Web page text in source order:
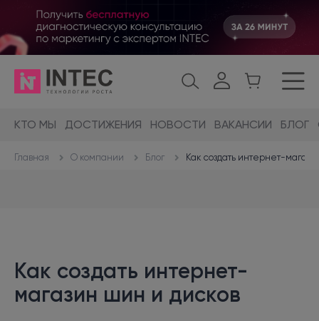
КТО МЫ ДОСТИЖЕНИЯ НОВОСТИ ВАКАНСИИ БЛОГ
Главная О компании Блог Как создать интернет-
Как создать интернет-
магазин шин и дисков